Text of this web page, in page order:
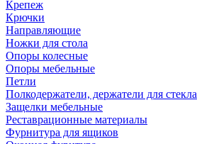
Крепеж
Крючки
Направляющие
Ножки для стола
Опоры колесные
Опоры мебельные
Петли
Полкодержатели, держатели для стекла
Защелки мебельные
Реставрационные материалы
Фурнитура для ящиков